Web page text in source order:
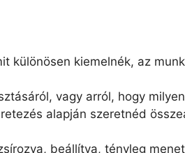
különösen kiemelnék, az
vagy arról, hogy
alapján szeretnéd
beállítva, tényleg